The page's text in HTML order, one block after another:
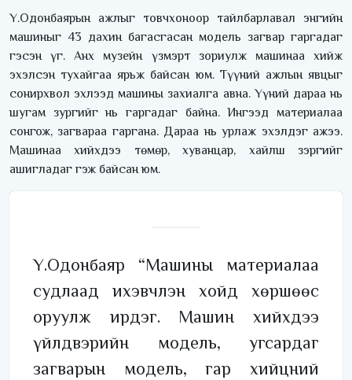
Ү.Одонбаярын ажлыг товчхоноор тайлбарлавал энгийн
машиныг 43 дахин багасгасан модель загвар гаргадаг
гэсэн үг. Анх музейн үзмэрт зориулж машинаа хийж
эхэлсэн тухайгаа ярьж байсан юм. Түүний ажлын явцыг
сонирхвол эхлээд машины захиалга авна. Үүний дараа нь
шугам зургийг нь гаргадаг байна. Ингээд материалаа
сонгож, загвараа гаргана. Дараа нь урлаж эхэлдэг ажээ.
Машинаа хийхдээ төмөр, хуванцар, хайлш зэргийг
ашигладаг гэж байсан юм.
Ү.Одонбаяр “Машины материалаа
судлаад ихэвчлэн хойд хөршөөс
оруулж ирдэг. Машин хийхдээ
үйлдвэрийн модель, угсардаг
загварын модель, гар хийцний